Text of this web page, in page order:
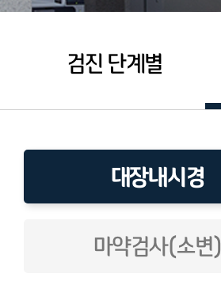
검진 단계별
대장내시경
마약검사(소변)